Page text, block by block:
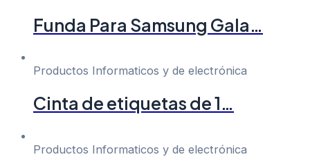
Funda Para Samsung Gala…
Productos Informaticos y de electrónica
Cinta de etiquetas de 1…
Productos Informaticos y de electrónica